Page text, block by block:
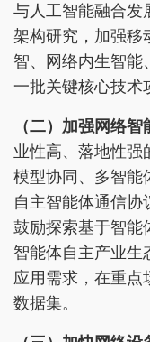
与人工智能融合发
架构研究，加强移
智、网络内生智能
一批关键核心技术
（二）加强网络智
业性高、落地性强
模型协同、多智能
自主智能体通信协
鼓励探索基于智能
智能体自主产业生
应用需求，在重点
数据集。